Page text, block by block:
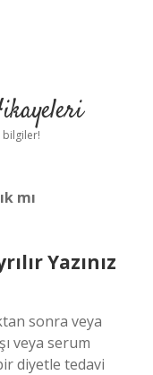
bilgiler!
mı
Yazınız
sonra veya
veya serum
diyetle tedavi